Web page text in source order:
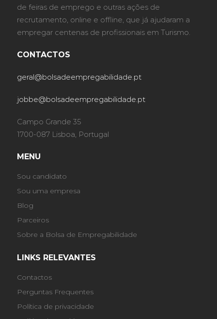
de feiras de emprego e outras ações de
recrutamento, online e offline, que já ajudaram a
empregar centenas de profissionais em Turismo.
CONTACTOS
geral@bolsadeempregabilidade.pt
jobbe@bolsadeempregabilidade.pt
Campo Grande 35
1700-087 Lisboa, Portugal
MENU
Sou candidato
Sou uma empresa
Blog
Parceiros
Sobre a Bolsa de Empregabilidade
LINKS RELEVANTES
Contactos
Perguntas Frequentes
Política de privacidade